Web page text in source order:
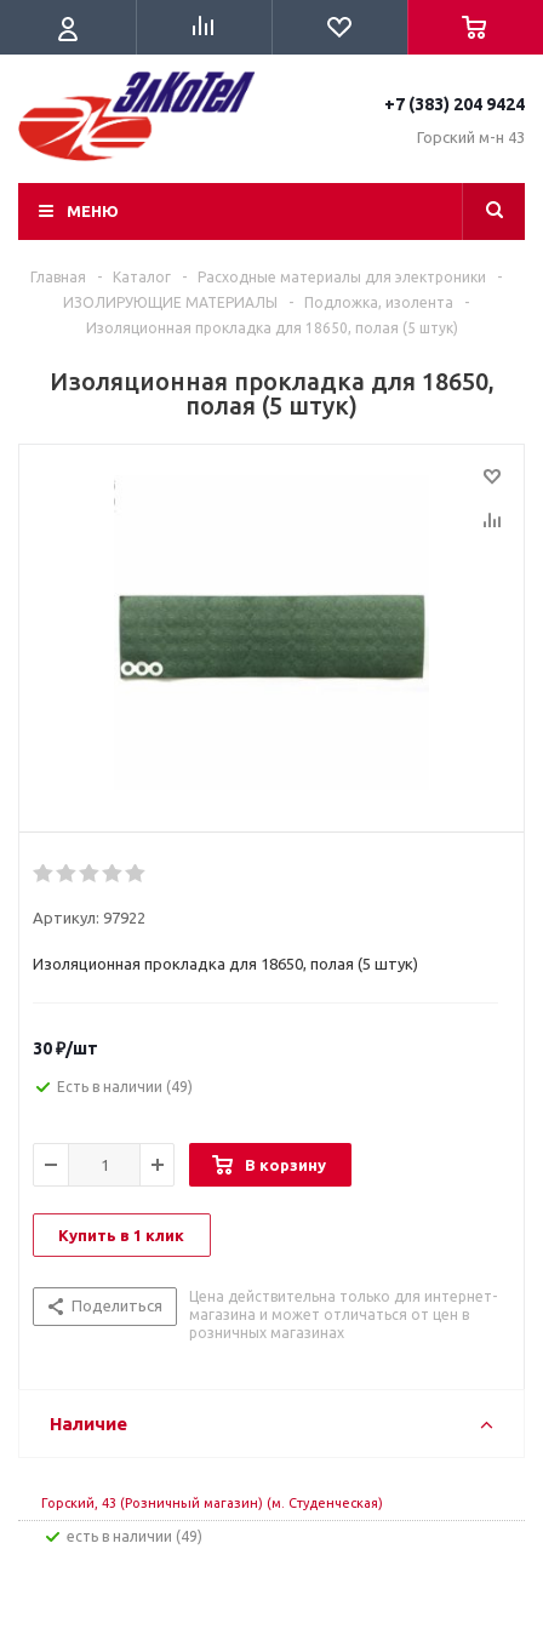
+7 (383) 204 9424
Горский м-н 43
МЕНЮ
Главная - Каталог - Расходные материалы для электроники
-
ИЗОЛИРУЮЩИЕ МАТЕРИАЛЫ
- Подложка, изолента
-
Изоляционная прокладка для 18650, полая (5 штук)
Изоляционная прокладка для 18650,
полая (5 штук)
Артикул: 97922
Изоляционная прокладка для 18650, полая (5 штук)
30₽/шт
Есть в наличии (49)
В корзину
Купить в 1 клик
Поделиться
Цена действительна только для интернет-
магазина и может отличаться от цен в
розничных магазинах
Наличие
Горский, 43 (Розничный магазин) (м. Студенческая)
Есть в наличии (49)